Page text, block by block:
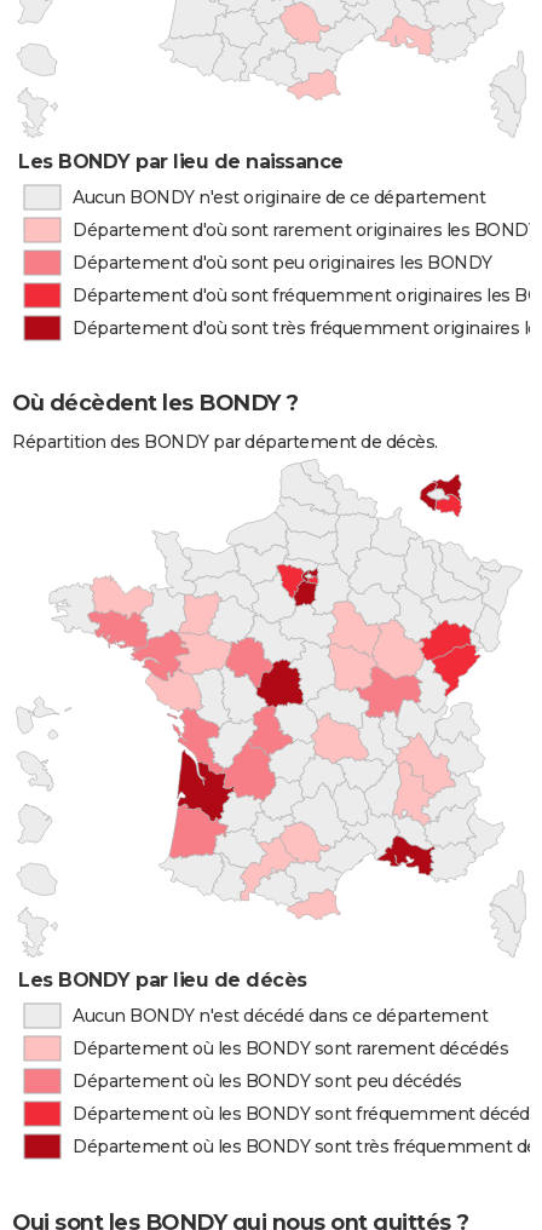
Les BONDY par lieu de naissance
Aucun BONDY n'est originaire de ce département
Département d'où sont rarement originaires les BONDY
Département d'où sont peu originaires les BONDY
Département d'où sont fréquemment originaires les
Département d'où sont très fréquemment originaires
Où décèdent les BONDY ?
Répartition des BONDY par département de décès.
Les BONDY par lieu de décès
Aucun BONDY n'est décédé dans ce département
Département où les BONDY sont rarement décédés
Département où les BONDY sont peu décédés
Département où les BONDY sont fréquemment
Département où les BONDY sont très fréquemment
Qui sont les BONDY qui nous ont quittés ?